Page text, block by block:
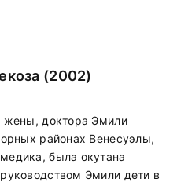
(2002)
жены, доктора Эмили
районах Венесуэлы,
была окутана
Эмили дети в